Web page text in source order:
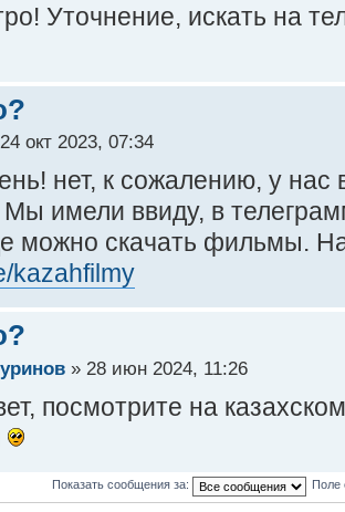
Уточнение, искать на
окт 2023, 07:34
нет, к сожалению, у нас
имели ввиду, в
можно скачать фильмы.
kazahfilmy
» 28 июн 2024, 11:26
посмотрите на
Показать сообщения за: Поле